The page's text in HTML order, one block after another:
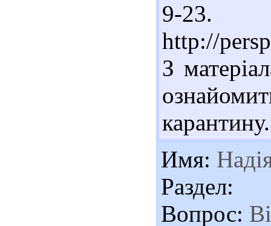
9-
http://
З
карантину.
Имя:
Раздел:
Вопрос: